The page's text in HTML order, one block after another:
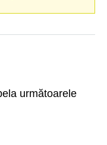
următoarele